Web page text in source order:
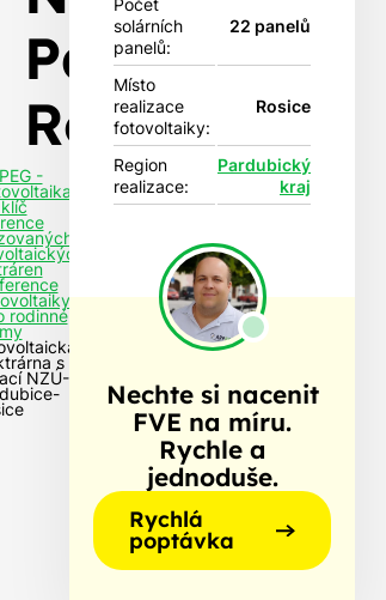
Pardubice-
Rosice
-
rodinné
s
NZÚ-
Počet
solárních
panelů:
22 panelů
Místo
realizace
fotovoltaiky:
Rosice
Region
realizace:
Pardubický
kraj
Nechte si nacenit
FVE na míru.
Rychle a
jednoduše.
Rychlá
poptávka